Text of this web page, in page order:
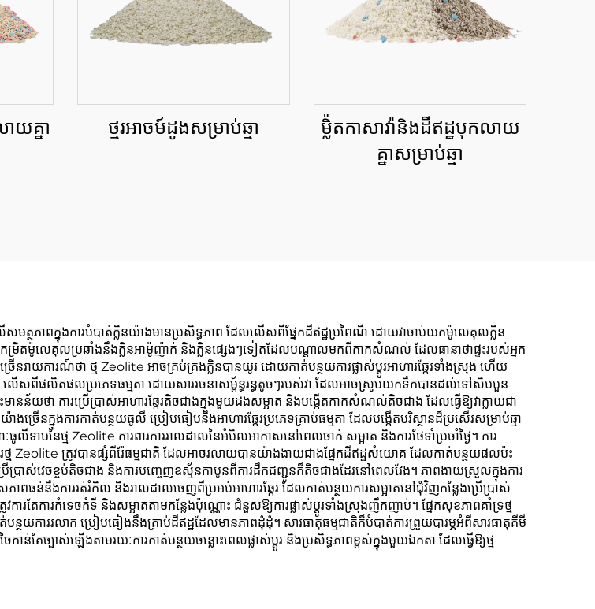
យគ្នា
ថ្មរអាចម៍ដូងសម្រាប់ឆ្មា
ម្លិ៉តកាសាវ៉ានិងដីឥដ្ឋបុកលាយ
គ្នាសម្រាប់ឆ្មា
សមត្ថភាពក្នុង​ការ​បំបាត់​ក្លិន​យ៉ាង​​មានប្រសិទ្ធភាព ដែលលើស​ពី​ផ្នែក​ដីឥដ្ឋ​ប្រពៃណី ដោយ​វាចាប់​យក​ម៉ូលេគុល​ក្លិន​
ៅ​កម្រិត​ម៉ូលេគុល​ប្រឆាំង​នឹង​ក្លិនអាម៉ូញ៉ាក់ និង​ក្លិន​ផ្សេងៗ​ទៀត​ដែល​បណ្តាល​មក​ពី​កាកសំណល់ ដែលធានាថា​ផ្ទះ​របស់​អ្នក​
រាយការណ៍​ថា ថ្ម Zeolite អាច​គ្រប់គ្រង​ក្លិន​បាន​យូរ ដោយ​កាត់​បន្ថយ​ការ​ផ្លាស់​ប្ដូរ​អាហារ​ឆ្កែរ​ទាំង​ស្រុង ហើយ​
ើស​ពី​ផលិតផល​ប្រភេទ​ធម្មតា ដោយសារ​រចនាសម្ព័ន្ធ​រន្ធតូចៗ​របស់​វា ដែល​អាច​ស្រូប​យក​ទឹក​បាន​ដល់​ទៅ​សិប​បួន​
ន័យ​ថា ការ​ប្រើ​ប្រាស់​អាហារ​ឆ្កែរ​តិច​ជាង​ក្នុង​មួយ​ដង​សម្អាត និង​បង្កើត​កាកសំណល់​តិច​ជាង ដែលធ្វើ​ឱ្យ​វា​ក្លាយ​ជា​
រើន​ក្នុង​ការ​កាត់​បន្ថយ​ធូលី ប្រៀប​ធៀប​នឹង​អាហារ​ឆ្កែរ​ប្រភេទ​គ្រាប់​ធម្មតា ដែល​បង្កើត​បរិស្ថាន​ដ៏​ប្រសើរ​សម្រាប់​ឆ្មា​
ាប​នៃ​ថ្ម Zeolite ការពារ​ការ​រាលដាល​នៃ​អំបិល​អាកាស​នៅ​ពេល​ចាក់ សម្អាត និង​ការ​ថែទាំ​ប្រចាំ​ថ្ងៃ។ ការ​
ម Zeolite ត្រូវ​បាន​ផ្សំ​ពី​រ៉ែ​ធម្មជាតិ ដែល​អាច​រលាយ​បាន​យ៉ាង​ងាយ​ជាង​ផ្នែក​ដីឥដ្ឋ​សំយោគ ដែល​កាត់​បន្ថយ​ផលប៉ះ
ប្រាស់​វេច​ខ្ចប់​តិច​ជាង និង​ការ​បញ្ចេញ​ឧស្ម័នកាបូន​ពី​ការ​ដឹកជញ្ជូន​ក៏​តិច​ជាង​ដែរ​នៅ​ពេល​វែង។ ភាព​ងាយស្រួល​ក្នុង​ការ​
ព​ធន់​នឹង​ការ​រត់​រំកិល និង​រាលដាល​ចេញ​ពី​ប្រអប់​អាហារ​ឆ្កែរ ដែល​កាត់​បន្ថយ​ការ​សម្អាត​នៅ​ជុំវិញ​កន្លែង​ប្រើ​ប្រាស់​
ការ​តែ​ការ​កំទេច​កំទី និង​សម្អាត​តាម​កន្លែង​ប៉ុណ្ណោះ ជំនួស​ឱ្យ​ការ​ផ្លាស់​ប្ដូរ​ទាំង​ស្រុង​ញឹក​ញាប់។ ផ្នែក​សុខភាព​គាំទ្រ​ថ្ម
ថយ​ការ​រលាក ប្រៀប​ធៀង​នឹង​គ្រាប់​ដីឥដ្ឋ​ដែល​មាន​ភាព​ដុំ​ដុំ។ សារធាតុ​ធម្មជាតិ​ក៏​បំបាត់​ការ​ព្រួយបារម្ភ​អំពី​សារធាតុ​គីមី
ែ​ច្បាស់​ឡើង​តាម​រយៈ​ការ​កាត់​បន្ថយ​ចន្លោះ​ពេល​ផ្លាស់​ប្ដូរ និង​ប្រសិទ្ធភាព​ខ្ពស់​ក្នុង​មួយ​ឯកតា ដែលធ្វើ​ឱ្យ​ថ្ម